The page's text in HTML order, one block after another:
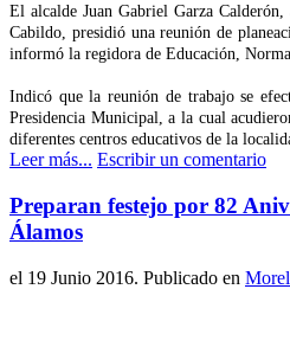
El alcalde Juan Gabriel Garza Calderón,
Cabildo, presidió una reunión de
informó la regidora de Educación,
Indicó que la reunión de trabajo se
Presidencia Municipal, a la cual
diferentes centros educativos de la
Leer más... Escribir un comentario
Preparan festejo por 82
Álamos
el 19 Junio 2016. Publicado en